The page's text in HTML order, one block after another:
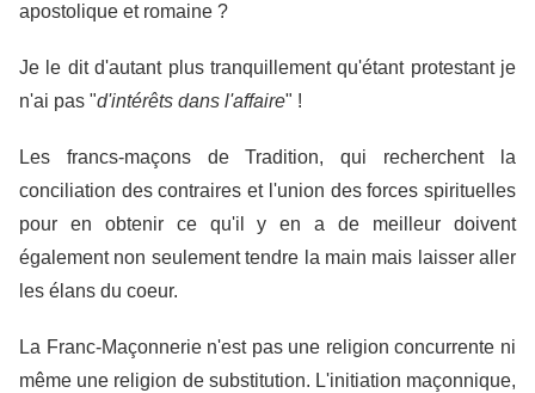
apostolique et romaine ?
Je le dit d'autant plus tranquillement qu'étant protestant je
n'ai pas "d'intérêts dans l'affaire" !
Les francs-maçons de Tradition, qui recherchent la
conciliation des contraires et l'union des forces spirituelles
pour en obtenir ce qu'il y en a de meilleur doivent
également non seulement tendre la main mais laisser aller
les élans du coeur.
La Franc-Maçonnerie n'est pas une religion concurrente ni
même une religion de substitution. L'initiation maçonnique,